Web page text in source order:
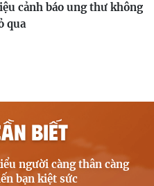
cảnh báo ung thư không
qua
BIẾT
người càng thân càng
bạn kiệt sức